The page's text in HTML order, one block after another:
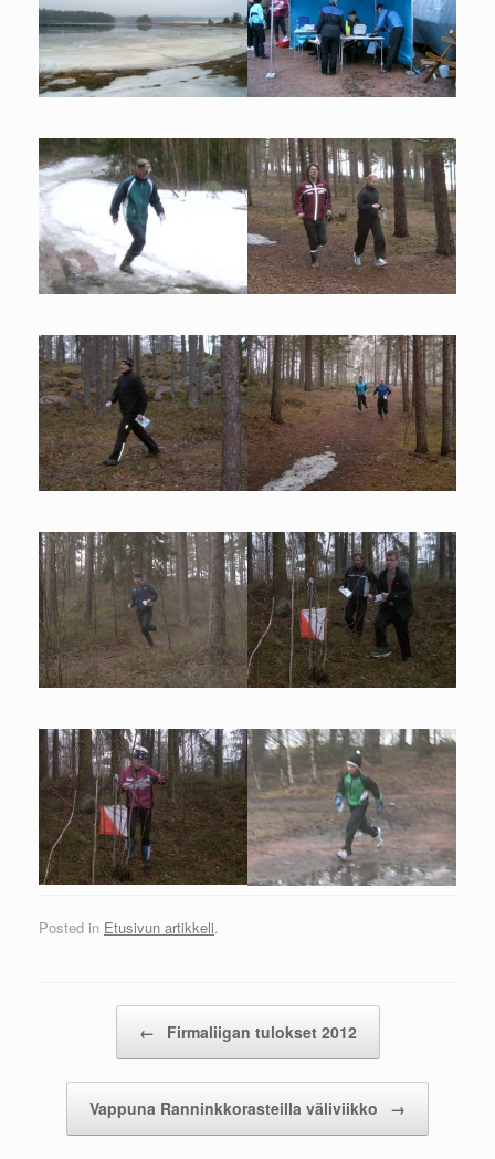
Posted in Etusivun artikkeli.
← Firmaliigan tulokset 2012
Vappuna Ranninkkorasteilla väliviikko →